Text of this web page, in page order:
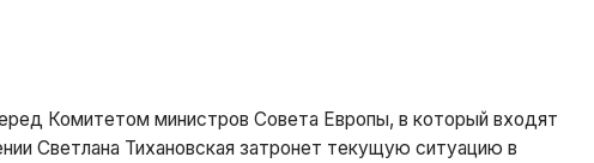
Комитетом министров Совета Европы, в который входят
Светлана Тихановская затронет текущую ситуацию в